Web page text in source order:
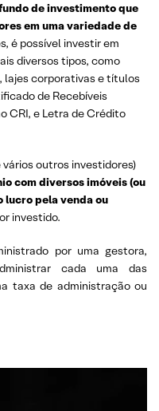
de investimento que
em uma variedade de
é possível investir em
diversos tipos, como
lajes corporativas e títulos
de Recebíveis
CRI, e Letra de Crédito
outros investidores)
com diversos imóveis (ou
lucro pela venda ou
investido.
por uma gestora,
cada uma das
taxa de administração ou